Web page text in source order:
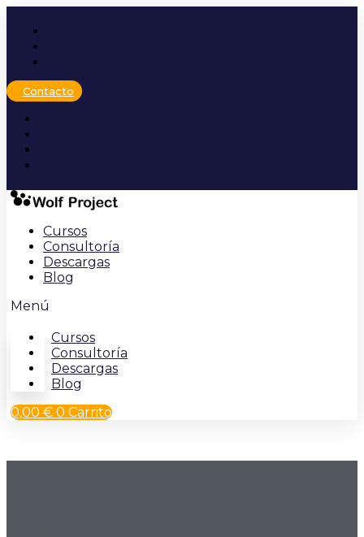
contenido
Contacto
Cursos
Consultoría
Descargas
Blog
Menú
Cursos
Consultoría
Descargas
Blog
0,00 € 0 Carrito